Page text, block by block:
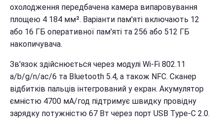
охолодження передбачена камера випаровування
площею 4 184 мм². Варіанти пам'яті включають 12
або 16 ГБ оперативної пам'яті та 256 або 512 ГБ
накопичувача.
Зв'язок здійснюється через модулі Wi-Fi 802.11
a/b/g/n/ac/6 та Bluetooth 5.4, а також NFC. Сканер
відбитків пальців інтегрований у екран. Акумулятор
ємністю 4700 мА/год підтримує швидку провідну
зарядку потужністю 67 Вт через порт USB Type-C 2.0.